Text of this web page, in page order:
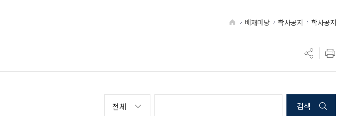
HOME
배재마당 학사공지 학사공지
검색